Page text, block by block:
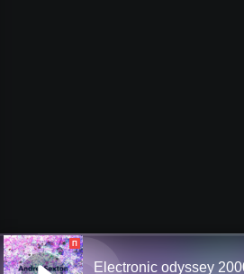
П
Electronic odyssey